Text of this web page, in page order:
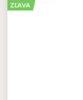
ZĽAVA